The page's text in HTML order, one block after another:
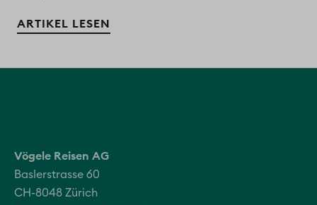
ARTIKEL LESEN
Vögele Reisen AG
Baslerstrasse 60
CH-8048 Zürich